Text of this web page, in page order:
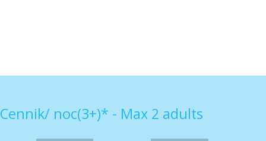
Cennik/ noc(3+)* - Max 2 adults